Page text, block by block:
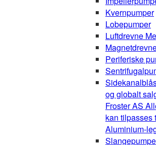
Kvernpumper
Lobepumper
Luftdrevne
Periferiske
og globalt
Froster AS
kan tilpasses
Aluminium-